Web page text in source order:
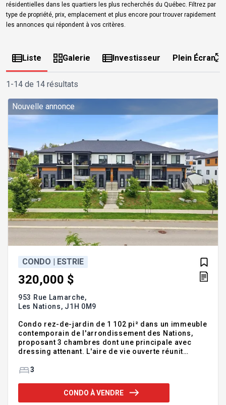
résidentielles dans les quartiers les plus recherchés du Québec. Filtrez par
type de propriété, prix, emplacement et plus encore pour trouver rapidement
les annonces qui répondent à vos critères.
Liste Galerie Investisseur Plein Écran
1-14 de 14 résultats
Nouvelle annonce
CONDO | ESTRIE
320,000 $
953 Rue Lamarche,
Les Nations, J1H 0M9
Condo rez-de-jardin de 1 102 pi² dans un immeuble
contemporain de l'arrondissement des Nations,
proposant 3 chambres dont une principale avec
dressing attenant. L'aire de vie ouverte réunit
prolongé par une terrasse privée. La salle de bain
indépendante. Profitez également d'une salle de
lavage dédiée, de deux stationnements inclus et de
3
CONDO À VENDRE